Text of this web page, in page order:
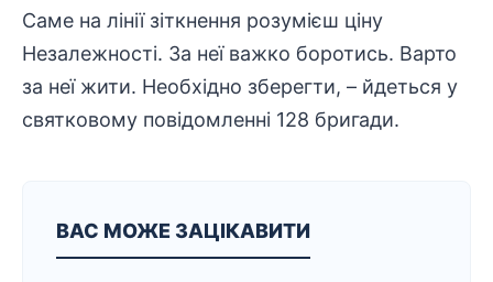
Саме на лінії зіткнення розумієш ціну
Незалежності. За неї важко боротись. Варто
за неї жити. Необхідно зберегти, – йдеться у
святковому повідомленні 128 бригади.
ВАС МОЖЕ ЗАЦІКАВИТИ